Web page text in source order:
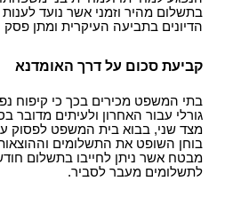
בתשלום מהיר וזמני אשר נועד
הדיונים בתביעה העיקרית ומתן פסק
קביעת סכום על דרך האומדנא
בתי המשפט מכירים בכך כי קיפוח
גורלי עבור האחרון ולעיתים
מצד שני, בבוא בית המשפט לפסוק
בוחן השופט את התשלומים
מבטח אשר ניתן לחייבו בתשלום
לתשלומים מעבר לסביר.